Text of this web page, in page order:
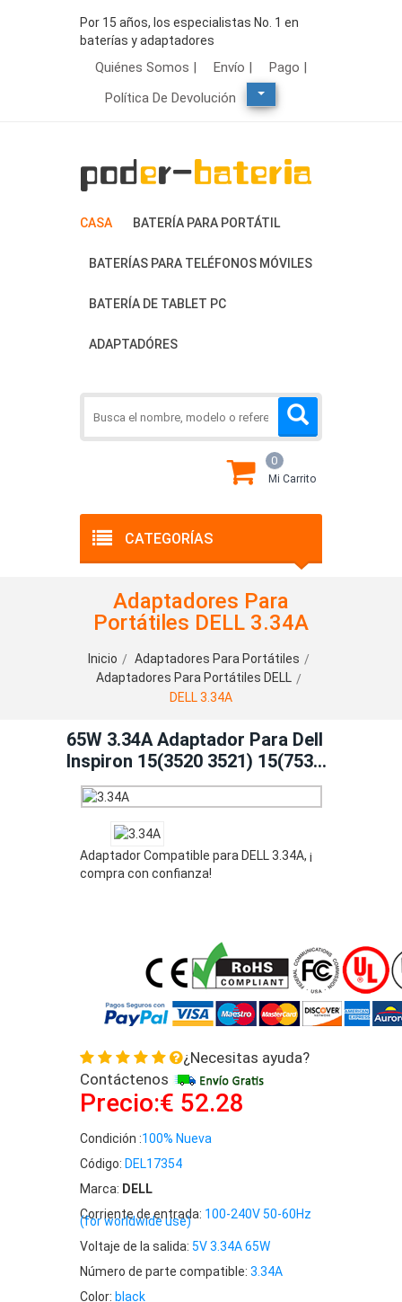
Por 15 años, los especialistas No. 1 en
baterías y adaptadores
Quiénes Somos | Envío |
Pago |
Política De Devolución
CASA BATERÍA PARA PORTÁTIL
BATERÍAS PARA TELÉFONOS MÓVILES
BATERÍA DE TABLET PC
ADAPTADÓRES
CATEGORÍAS
0
Mi Carrito
Adaptadores Para
Portátiles DELL 3.34A
Inicio
Adaptadores Para Portátiles
Adaptadores Para Portátiles DELL
DELL 3.34A
65W 3.34A Adaptador Para Dell
Inspiron 15(3520 3521) 15(7537)
1545 17R (N7110 SE7720)
Adaptador Compatible para DELL 3.34A, ¡
compra con confianza!
¿Necesitas ayuda?
Contáctenos
Precio:€ 52.28
Condición :100% Nueva
Código: DEL17354
Marca: DELL
Corriente de entrada: 100-240V 50-60Hz
(for worldwide use)
Voltaje de la salida: 5V 3.34A 65W
Número de parte compatible: 3.34A
Color: black